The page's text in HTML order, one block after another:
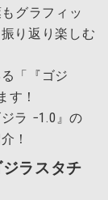
グラフィッ
り返り楽しむ
「『ゴジ
す！
ラ −1.0』の
！
ラスタチ